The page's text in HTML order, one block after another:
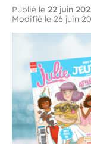
Publié le 22 juin
Modifié le 26 juin